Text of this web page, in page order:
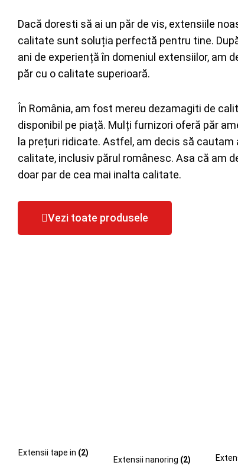
Dacă doresti să ai un păr de vis, extensiile
calitate sunt soluția perfectă pentru tine.
ani de experiență în domeniul extensiilor, am
păr cu o calitate superioară.
În România, am fost mereu dezamagiti de
disponibil pe piață. Mulți furnizori oferă păr
la prețuri ridicate. Astfel, am decis să cautam
calitate, inclusiv părul românesc. Asa că am
doar par de cea mai inalta calitate.
Vezi toate produsele
Extensii tape in (2)
Extensii nanoring (2)